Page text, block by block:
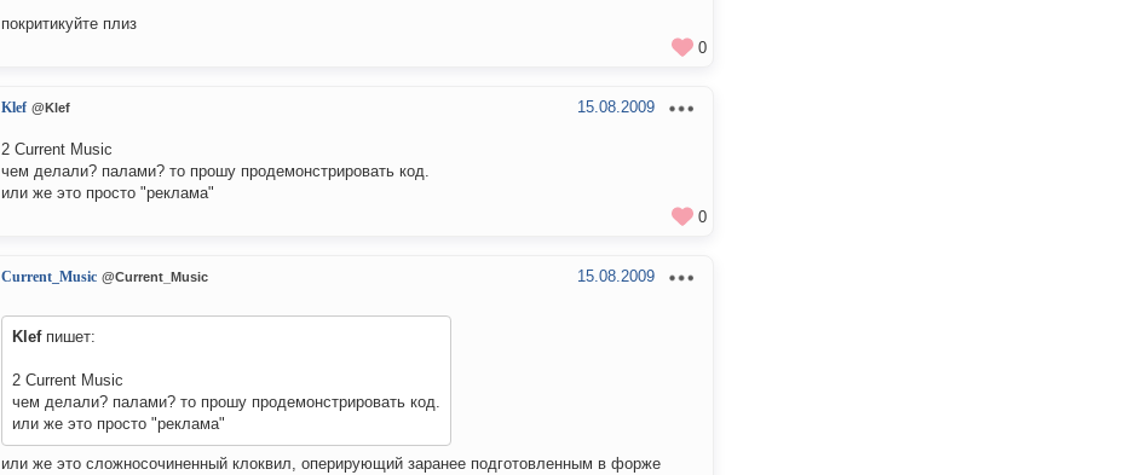
покритикуйте плиз
0
Klef @Klef 15.08.2009
2 Current Music
чем делали? палами? то прошу продемонстрировать код.
или же это просто "реклама"
0
Current_Music @Current_Music 15.08.2009
Klefпишет:
2 Current Music
чем делали? палами? то прошу продемонстрировать код.
или же это просто "реклама"
или же это сложносочиненный клоквил, оперирующий заранее подготовленным в форже